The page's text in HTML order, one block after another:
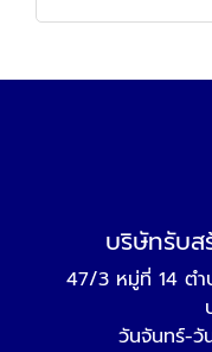
บริษัทรับส
47/3 หมู่ที่ 14 ต
วันจันทร์-วั